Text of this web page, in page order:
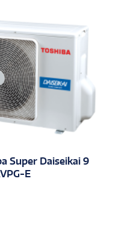
Super Daiseikai 9
E